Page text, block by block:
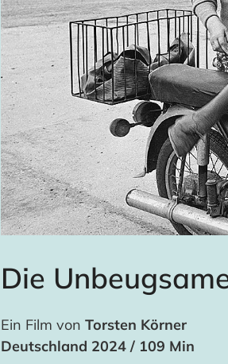
Die
Ein Film von Torsten Körner
Deutschland 2024 / 109 Min